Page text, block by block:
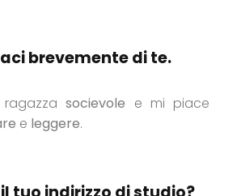
brevemente di te.
ragazzasocievole e mi piace
e leggere.